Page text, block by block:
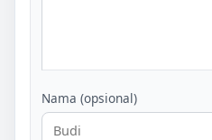
Nama (opsional)